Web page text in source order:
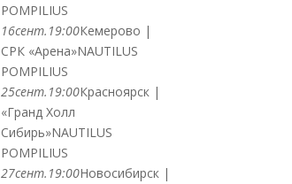
POMPILIUS
16сент. 19:00Кемерово |
СРК «Арена»NAUTILUS
POMPILIUS
25сент. 19:00Красноярск |
«Гранд Холл
Сибирь»NAUTILUS
POMPILIUS
27сент. 19:00Новосибирск |